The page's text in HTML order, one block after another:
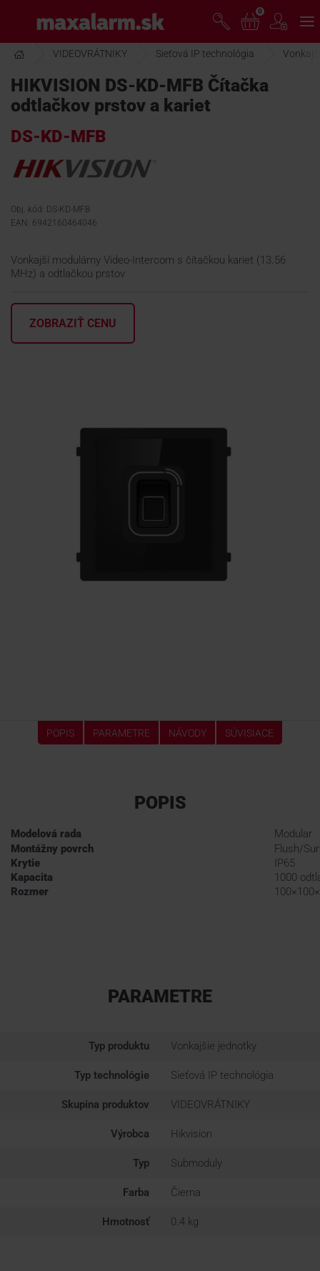
hlavnému
obsahu
www.maxalarm.sk
AKCIA MESIACA
PRODUKTY
SPOLOČNOSŤ
ŠKOLENIE
PODPORA
0
VIDEOVRÁTNIKY Sieťová IP technológia
HIKVISION DS-KD-MFB Čítačka
odtlačkov prstov a kariet
DS-KD-MFB
Obj. kód: DS-KD-MFB
EAN: 6942160464046
Vonkajší modulárny Video-Intercom s čítačkou kariet (13.56
MHz) a odtlačkou prstov
ZOBRAZIŤ CENU
POPIS PARAMETRE NÁVODY SÚVISIACE
POPIS
Modelová rada
Modular
Montážny povrch
Flush/
Krytie
IP65
Kapacita
1000
Rozmer
PARAMETRE
Typ produktu Vonkajšie jednotky
Typ technológie Sieťová IP technológia
Skupina produktov VIDEOVRÁTNIKY
Výrobca Hikvision
Typ Submoduly
Farba Čierna
Hmotnosť 0.4 kg